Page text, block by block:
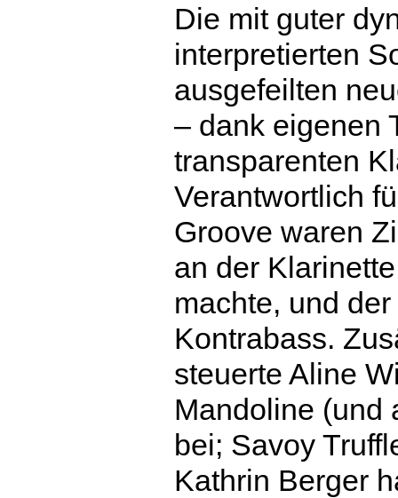
Die mit guter
interpretierten
ausgefeilten
– dank eigenen
transparenten
Verantwortlich
Groove waren
an der
machte, und
Kontrabass.
steuerte Aline
Mandoline (und
bei; Savoy
Kathrin Berger